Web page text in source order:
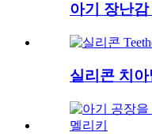
아기 장난감
실리콘 치